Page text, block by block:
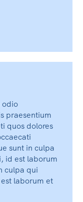
odio
praesentium
quos dolores
sunt in culpa
id est laborum
culpa qui
laborum et